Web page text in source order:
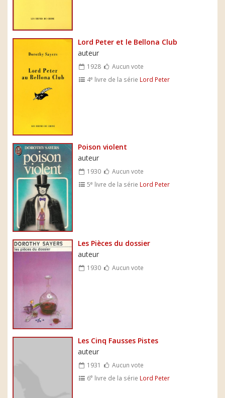
Lord Peter et le Bellona Club
auteur
1928
Aucun vote
4e livre de la série Lord Peter
Poison violent
auteur
1930
Aucun vote
5e livre de la série Lord Peter
Les Pièces du dossier
auteur
1930 Aucun vote
Les Cinq Fausses Pistes
auteur
1931
Aucun vote
6e livre de la série Lord Peter